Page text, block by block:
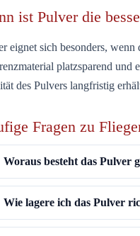
ist Pulver die
eignet sich besonders, wenn
platzsparend
des Pulvers langfristig
Fragen zu
Woraus besteht das Pulver
Wie lagere ich das Pulver